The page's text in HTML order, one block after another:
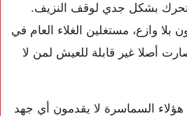
يتحرك بشكل جدي لوقف النزيف.
بلا وازع، مستغلين الغلاء العام في
أصلا غير قابلة للعيش لمن لا
هؤلاء السماسرة لا يقدمون أي جهد